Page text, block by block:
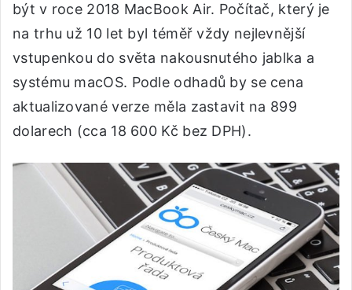
být v roce 2018 MacBook Air. Počítač, který je
na trhu už 10 let byl téměř vždy nejlevnější
vstupenkou do světa nakousnutého jablka a
systému macOS. Podle odhadů by se cena
aktualizované verze měla zastavit na 899
dolarech (cca 18 600 Kč bez DPH).